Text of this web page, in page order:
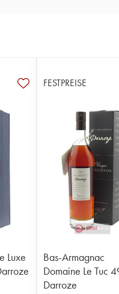
Luxe
FESTPREISE
Bas-Armagnac
Domaine Le Tuc
Darroze